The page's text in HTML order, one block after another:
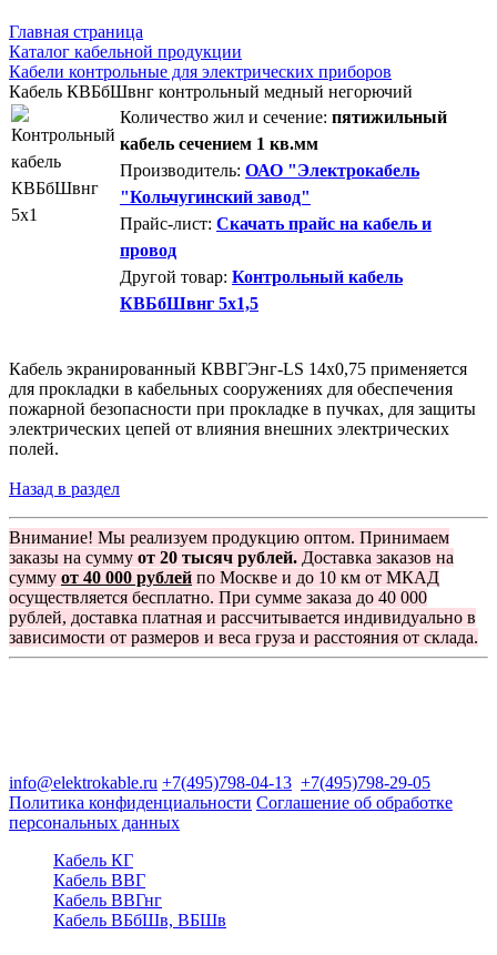
Главная страница
Каталог кабельной продукции
Кабели контрольные для электрических приборов
Кабель КВБбШвнг контрольный медный негорючий
Количество жил и сечение: пятижильный
кабель сечением 1 кв.мм
Производитель: ОАО "Электрокабель
"Кольчугинский завод"
Прайс-лист: Скачать прайс на кабель и
провод
Другой товар: Контрольный кабель
КВБбШвнг 5х1,5
Кабель экранированный КВВГЭнг-LS 14х0,75 применяется
для прокладки в кабельных сооружениях для обеспечения
пожарной безопасности при прокладке в пучках, для защиты
электрических цепей от влияния внешних электрических
полей.
Назад в раздел
Внимание! Мы реализуем продукцию оптом. Принимаем
заказы на сумму от 20 тысяч рублей. Доставка заказов на
сумму от 40 000 рублей по Москве и до 10 км от МКАД
осуществляется бесплатно. При сумме заказа до 40 000
рублей, доставка платная и рассчитывается индивидуально в
зависимости от размеров и веса груза и расстояния от склада.
info@elektrokable.ru +7(495)798-04-13 +7(495)798-29-05
Политика конфиденциальности Соглашение об обработке
персональных данных
Кабель КГ
Кабель ВВГ
Кабель ВВГнг
Кабель ВБбШв, ВБШв